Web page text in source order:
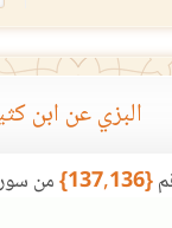
البزي عن ابن
{137,136} من